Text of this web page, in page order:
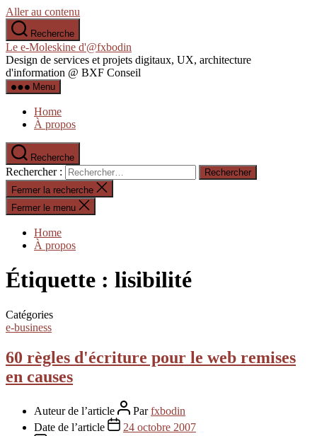
Aller au contenu
Recherche
Le e-Moleskine d'@fxbodin
Design de services et projets digitaux, UX, architecture
d'information @ BXF Conseil
Menu
Home
À propos
Recherche
Rechercher :
Fermer la recherche
Fermer le menu
Home
À propos
Étiquette : lisibilité
Catégories
e-business
60 règles d'écriture pour le web remises
en causes
Auteur de l’article Parfxbodin
Date de l’article
24 octobre 2007